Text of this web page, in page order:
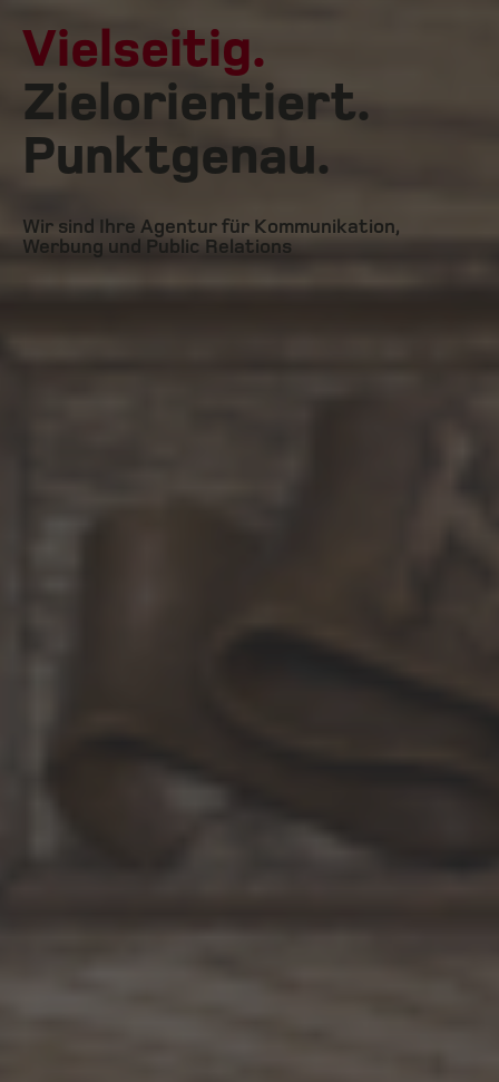
Vielseitig.
Zielorientiert.
Punktgenau.
Wir sind Ihre Agentur für Kommunikation,
Werbung und Public Relations